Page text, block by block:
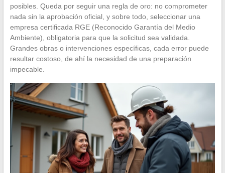
posibles. Queda por seguir una regla de oro: no comprometer
nada sin la aprobación oficial, y sobre todo, seleccionar una
empresa certificada RGE (Reconocido Garantía del Medio
Ambiente), obligatoria para que la solicitud sea validada.
Grandes obras o intervenciones específicas, cada error puede
resultar costoso, de ahí la necesidad de una preparación
impecable.